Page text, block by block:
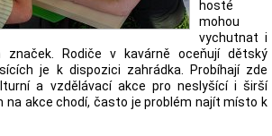
hosté
mohou
vychutnat i
značek. Rodiče v kavárně oceňují dětský
je k dispozici zahrádka. Probíhají zde
a vzdělávací akce pro neslyšící i širší
na akce chodí, často je problém najít místo k